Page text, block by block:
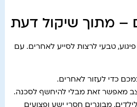
– מתוך שיקול דעת
טבעי לרצות לסייע לאחרים. עם
כדי לעזור לאחרים.
מאפשר זאת מבלי להיחשף לסכנה.
מבוגרים חסרי ישע ופצועים